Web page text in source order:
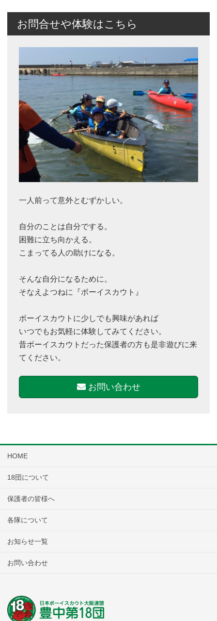
お問合せや体験はこちら
一人前って意外とむずかしい。
自分のことは自分でする。
困難に立ち向かえる。
こまってる人の助けになる。
そんな自分になるために。
そなえよつねに『ボーイスカウト』
ボーイスカウトに少しでも興味があれば
いつでもお気軽に体験してみてください。
昔ボーイスカウトだった保護者の方も是非遊びに来
てください。
お問い合わせ
HOME
18団について
保護者の皆様へ
各隊について
お知らせ一覧
お問い合わせ